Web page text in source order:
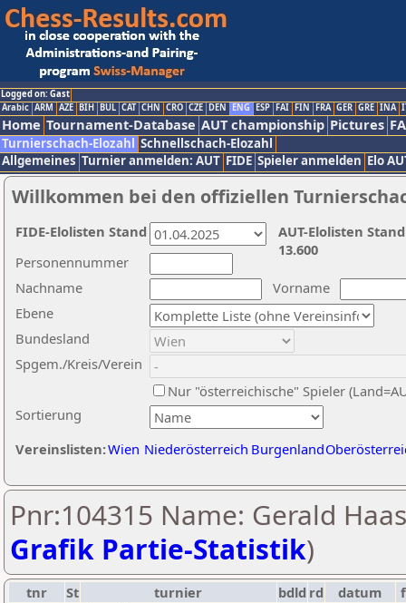
Logged on: Gast
Arabic ARM AZE BIH BUL CAT CHN CRO CZE DEN ENG ESP FAI FIN FRA GER GRE INA
Home Tournament-Database AUT championship Pictures
Turnierschach-Elozahl Schnellschach-Elozahl
Allgemeines Turnier anmelden: AUT FIDE Spieler anmelden Elo
Willkommen bei den offiziellen
Nachname
Vorname
Ebene
Sortierung
Personennummer
Bundesland
Spgem./Kreis/Verein
Nur "österreichische" Spieler
Vereinslisten:Wien Niederösterreich Burgenland
AUT-Elolisten
13.600
FIDE-Elolisten Stand
Pnr:104315 Name: Gerald
Grafik Partie-Statistik)
tnr St turnier bdld rd datum
f